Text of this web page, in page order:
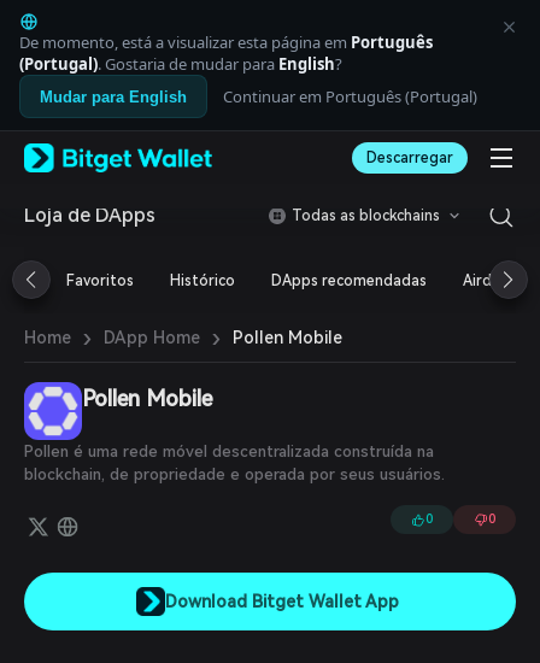
English
日本語
Tiếng Việt
Русский
Español (Latinoamérica)
Italiano
Deutsch
繁體中文
Português (Portugal)
ภาษาไทย
العربية
हिन्दी
Español
Português (Brasil)
De momento, está a visualizar esta página em Português
(Portugal). Gostaria de mudar para English?
Mudar para English Continuar em Português (Portugal)
Descarregar
Loja de DApps Todas as blockchains
Favoritos Histórico DApps recomendadas Airdrop
Home › DApp Home › Pollen Mobile
Pollen Mobile
Pollen é uma rede móvel descentralizada construída na
blockchain, de propriedade e operada por seus usuários.
0 0
Download Bitget Wallet App